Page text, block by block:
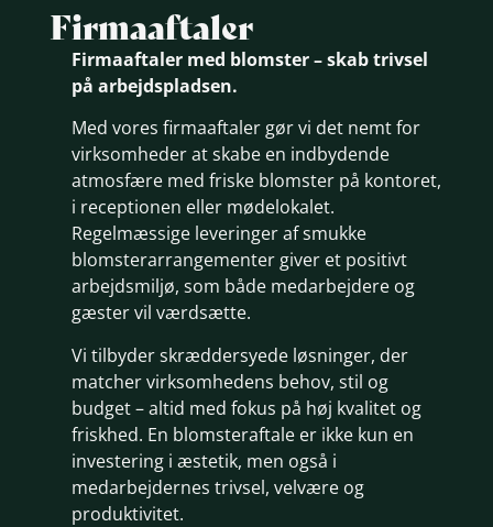
Firma­aftaler
Firmaaftaler med blomster – skab trivsel
på arbejdspladsen.
Med vores firmaaftaler gør vi det nemt for
virksomheder at skabe en indbydende
atmosfære med friske blomster på kontoret,
i receptionen eller mødelokalet.
Regelmæssige leveringer af smukke
blomsterarrangementer giver et positivt
arbejdsmiljø, som både medarbejdere og
gæster vil værdsætte.
Vi tilbyder skræddersyede løsninger, der
matcher virksomhedens behov, stil og
budget – altid med fokus på høj kvalitet og
friskhed. En blomsteraftale er ikke kun en
investering i æstetik, men også i
medarbejdernes trivsel, velvære og
produktivitet.